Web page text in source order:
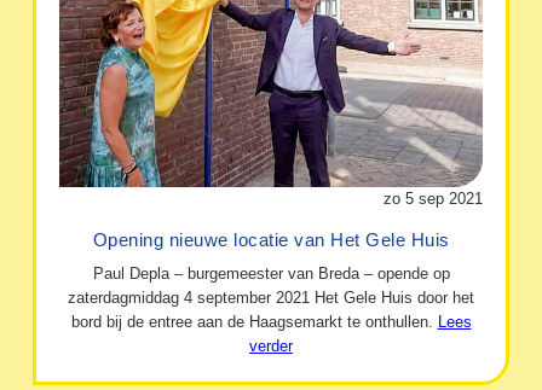
zo 5 sep 2021
Opening nieuwe locatie van Het Gele Huis
Paul Depla – burgemeester van Breda – opende op
zaterdagmiddag 4 september 2021 Het Gele Huis door het
bord bij de entree aan de Haagsemarkt te onthullen. Lees
verder